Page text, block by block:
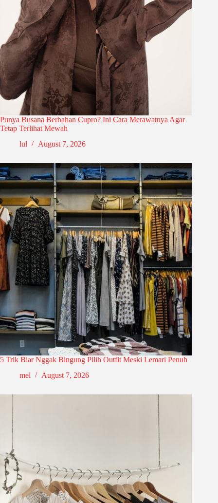
Punya Busana Berbahan Cupro? Ini Cara Merawatnya Agar
Tetap Terlihat Mewah
lul
August 7, 2026
5 Trik Biar Nggak Bingung Pilih Outfit Meski Lemari Penuh
mel
August 7, 2026